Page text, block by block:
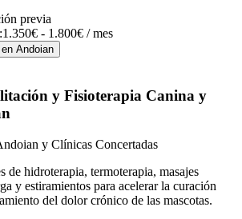
previa
1.350€ - 1.800€ / mes
en Andoian
y Fisioterapia Canina y
y Clínicas Concertadas
de hidroterapia, termoterapia, masajes
y estiramientos para acelerar la curación
del dolor crónico de las mascotas.